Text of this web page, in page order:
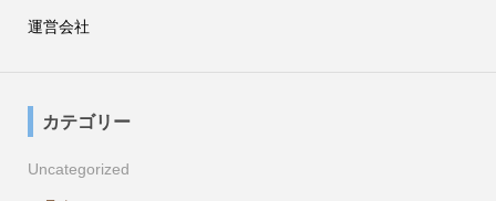
運営会社
カテゴリー
Uncategorized